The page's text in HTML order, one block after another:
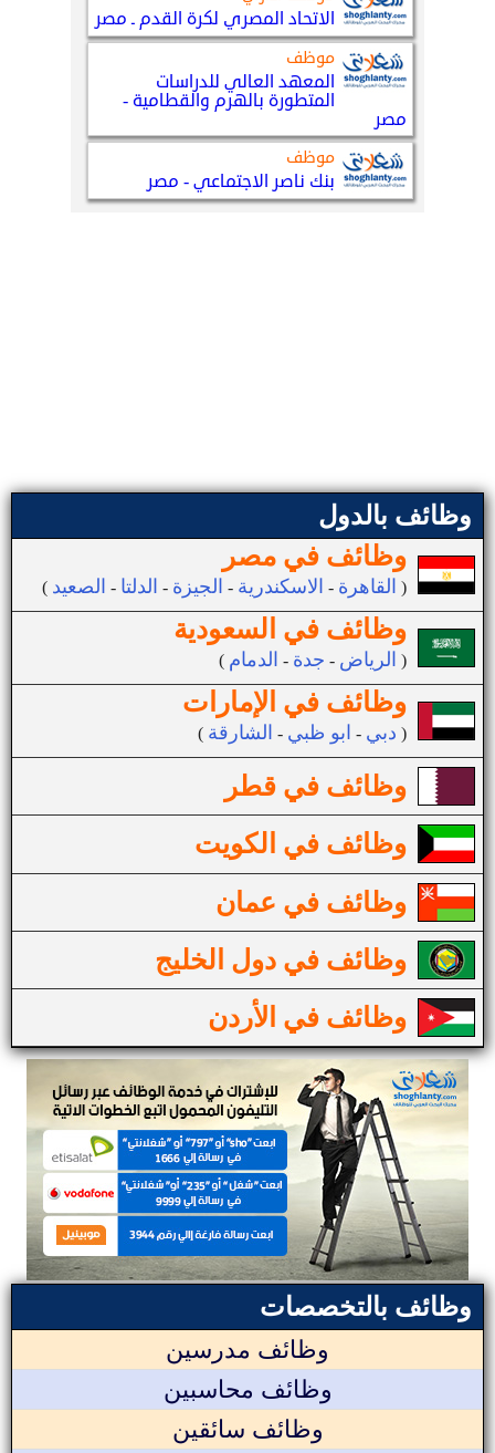
وظائف بالدول
وظائف في مصر
( القاهرة - الاسكندرية - الجيزة - الدلتا - الصعيد )
وظائف في السعودية
( الرياض - جدة - الدمام )
وظائف في الإمارات
( دبي - ابو ظبي - الشارقة )
وظائف في قطر
وظائف في الكويت
وظائف في عمان
وظائف في دول الخليج
وظائف في الأردن
وظائف بالتخصصات
وظائف مدرسين
وظائف محاسبين
وظائف سائقين